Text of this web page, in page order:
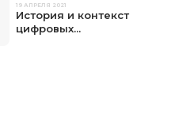
19 АПРЕЛЯ 2021
История и контекст
цифровых...